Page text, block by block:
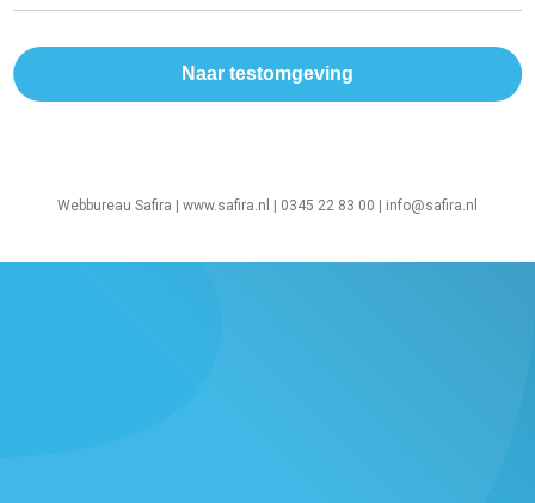
Webbureau Safira | www.safira.nl | 0345 22 83 00 | info@safira.nl